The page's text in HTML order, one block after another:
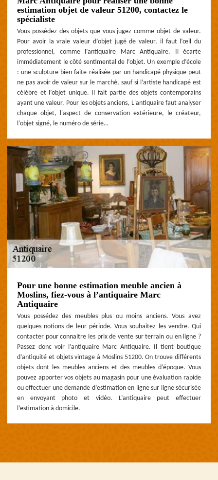
estimation objet de valeur 51200, contactez le
spécialiste
Vous possédez des objets que vous jugez comme objet de valeur.
Pour avoir la vraie valeur d’objet jugé de valeur, il faut l’œil du
professionnel, comme l’antiquaire Marc Antiquaire. Il écarte
immédiatement le côté sentimental de l’objet. Un exemple d’école
: une sculpture bien faite réalisée par un handicapé physique peut
ne pas avoir de valeur sur le marché, sauf si l’artiste handicapé est
célèbre et l’objet unique. Il fait partie des objets contemporains
ayant une valeur. Pour les objets anciens, L'antiquaire faut analyser
chaque objet, l'aspect de conservation extérieure, le créateur,
l'objet signé, le numéro de série…
Pour une bonne estimation meuble ancien à
Moslins, fiez-vous à l’antiquaire Marc
Antiquaire
Vous possédez des meubles plus ou moins anciens. Vous avez
quelques notions de leur période. Vous souhaitez les vendre. Qui
contacter pour connaitre les prix de vente sur terrain ou en ligne ?
Passez donc voir l’antiquaire Marc Antiquaire. Il tient boutique
d’antiquité et objets vintage à Moslins 51200. On trouve différents
objets dont les meubles anciens et des meubles d’époque. Vous
pouvez apporter vos objets au magasin pour une évaluation rapide
ou effectuer une demande d’estimation en ligne sur ligne sécurisée
en envoyant photo et vidéo. L’antiquaire peut effectuer
l’estimation à domicile.